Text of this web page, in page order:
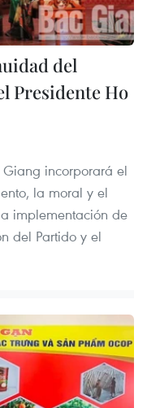
del
Presidente Ho
incorporará el
la moral y el
implementación de
del Partido y el